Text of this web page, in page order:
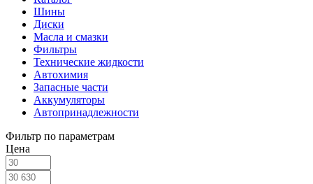
Шины
Диски
Масла и смазки
Фильтры
Технические жидкости
Автохимия
Запасные части
Аккумуляторы
Автопринадлежности
Фильтр по параметрам
Цена